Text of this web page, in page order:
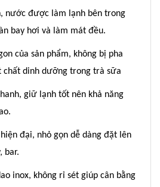
nước được làm lạnh bên trong
bay hơi và làm mát đều.
của sản phẩm, không bị pha
chất dinh dưỡng trong trà sữa
giữ lạnh tốt nên khả năng
đại, nhỏ gọn dễ dàng đặt lên
bar.
inox, không rỉ sét giúp cân bằng